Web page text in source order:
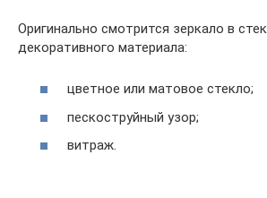
Оригинально смотрится зеркало в
декоративного материала:
цветное или матовое стекло;
пескоструйный узор;
витраж.